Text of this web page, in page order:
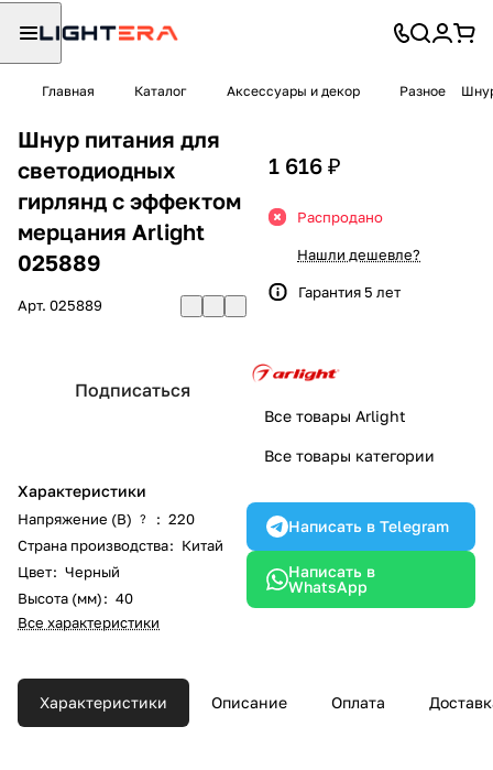
Главная Каталог Аксессуары и декор Разное
Шнур питания для
светодиодных
гирлянд с эффектом
мерцания Arlight
025889
Арт. 025889
Подписаться
Характеристики
Напряжение (В) ? : 220
Страна производства: Китай
Цвет: Черный
Высота (мм): 40
Все характеристики
1 616 ₽
Распродано
Нашли дешевле?
Гарантия 5 лет
Все товары Arlight
Все товары категории
Написать в Telegram
Написать в
WhatsApp
Характеристики Описание Оплата